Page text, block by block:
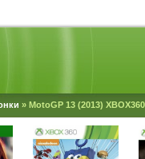
» MotoGP 13 (2013) XBOX360